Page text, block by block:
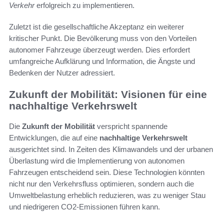
Verkehrerfolgreich zu implementieren.
Zuletzt ist die gesellschaftliche Akzeptanz ein weiterer
kritischer Punkt. Die Bevölkerung muss von den Vorteilen
autonomer Fahrzeuge überzeugt werden. Dies erfordert
umfangreiche Aufklärung und Information, die Ängste und
Bedenken der Nutzer adressiert.
Zukunft der Mobilität: Visionen für eine
nachhaltige Verkehrswelt
Die Zukunft der Mobilität verspricht spannende
Entwicklungen, die auf eine nachhaltige Verkehrswelt
ausgerichtet sind. In Zeiten des Klimawandels und der urbanen
Überlastung wird die Implementierung von autonomen
Fahrzeugen entscheidend sein. Diese Technologien könnten
nicht nur den Verkehrsfluss optimieren, sondern auch die
Umweltbelastung erheblich reduzieren, was zu weniger Stau
und niedrigeren CO2-Emissionen führen kann.